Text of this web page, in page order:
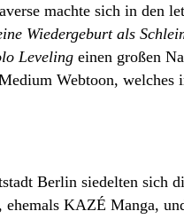
machte sich in den
Wiedergeburt als
Leveling einen großen
Webtoon, welches
Berlin siedelten sich
, ehemals KAZÉ Manga,